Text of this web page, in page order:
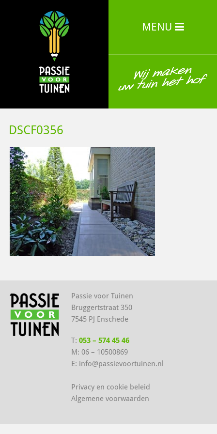
MENU
DSCF0356
Passie voor Tuinen
Bruggertstraat 350
7545 PJ Enschede
T: 053 – 574 45 46
M: 06 – 10500869
E: info@passievoortuinen.nl
Privacy en cookie beleid
Algemene voorwaarden